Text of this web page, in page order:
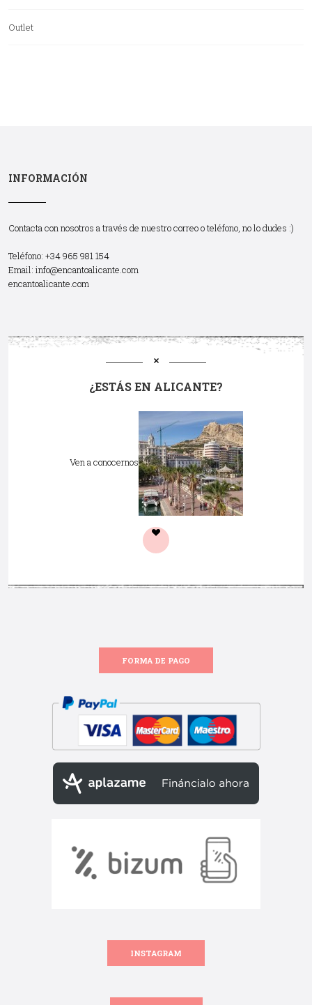
Outlet
INFORMACIÓN
Contacta con nosotros a través de nuestro correo o teléfono, no lo dudes :)
Teléfono: +34 965 981 154
Email: info@encantoalicante.com
encantoalicante.com
¿ESTÁS EN ALICANTE?
Ven a conocernos
FORMA DE PAGO
INSTAGRAM